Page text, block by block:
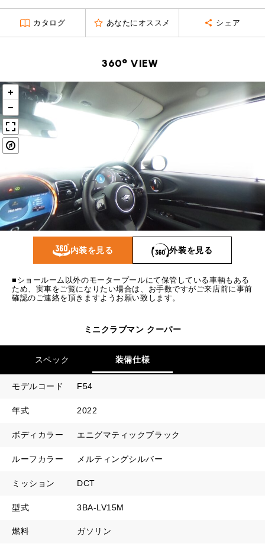
ローバーミニ買取査定依頼
Movie
ローバーミニナレッジ
MAP
工場
お問い合わせ
BMW MINIサービス工場
iR TECH FACTORY
ROVER MINIサービス工場
iR MAKERS
TEL
MAP
買取
査定依頼
購入相談
残価ローンの場合
総支払額 308.6 万円
頭金 30 万円
残価
支払回数
ボーナス支払回数/年
内訳
1回目 16,678 円
2回目以降 14,100
ボーナス月数 14 回
カタログ あなたにオススメ シェア
360° VIEW
内装を見る 外装を見る
■ショールーム以外のモータープールにて保管している車輌もある
ため、実車をご覧になりたい場合は、お手数ですがご来店前に事前
確認のご連絡を頂きますようお願い致します。
ミニクラブマン クーパー
スペック 装備仕様
モデルコード F54
年式 2022
ボディカラー エニグマティックブラック
ルーフカラー メルティングシルバー
ミッション DCT
型式 3BA-LV15M
燃料 ガソリン